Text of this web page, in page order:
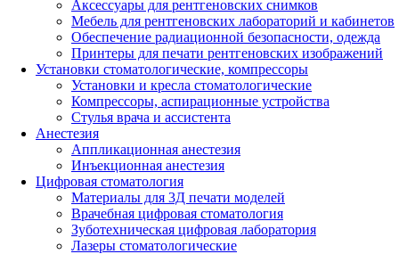
Аксессуары для рентгеновских снимков
Мебель для рентгеновских лабораторий и кабинетов
Обеспечение радиационной безопасности, одежда
Принтеры для печати рентгеновских изображений
Установки стоматологические, компрессоры
Установки и кресла стоматологические
Компрессоры, аспирационные устройства
Стулья врача и ассистента
Анестезия
Аппликационная анестезия
Инъекционная анестезия
Цифровая стоматология
Материалы для 3Д печати моделей
Врачебная цифровая стоматология
Зуботехническая цифровая лаборатория
Лазеры стоматологические